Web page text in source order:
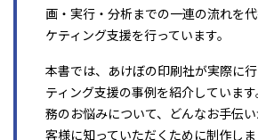
画・実行・分析までの一連の流れを
ケティング支援を行っています。
本書では、あけぼの印刷社が実際に
ティング支援の事例を紹介していま
務のお悩みについて、どんなお手伝
客様に知っていただくために制作しま